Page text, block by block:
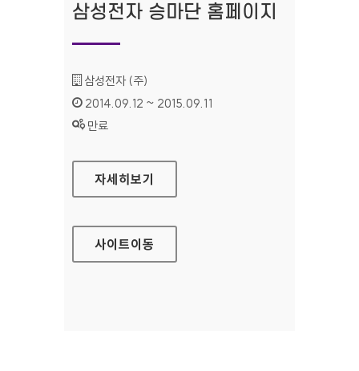
삼성전자 승마단 홈페이지
기관명 :
삼성전자 (주)
인증기간 :
2014.09.12 ~ 2015.09.11
상태 :
만료
삼성전자 승마단 홈페이지
자세히보기
사이트이동